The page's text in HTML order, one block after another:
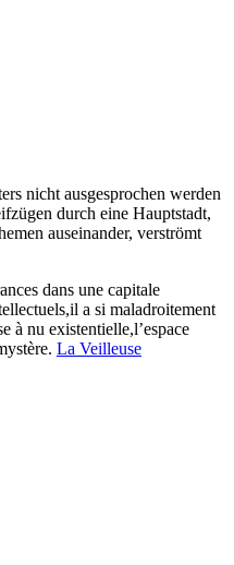
nicht ausgesprochen werden
durch eine Hauptstadt,
auseinander, verströmt
dans une capitale
a si maladroitement
à nu existentielle,l’espace
La Veilleuse